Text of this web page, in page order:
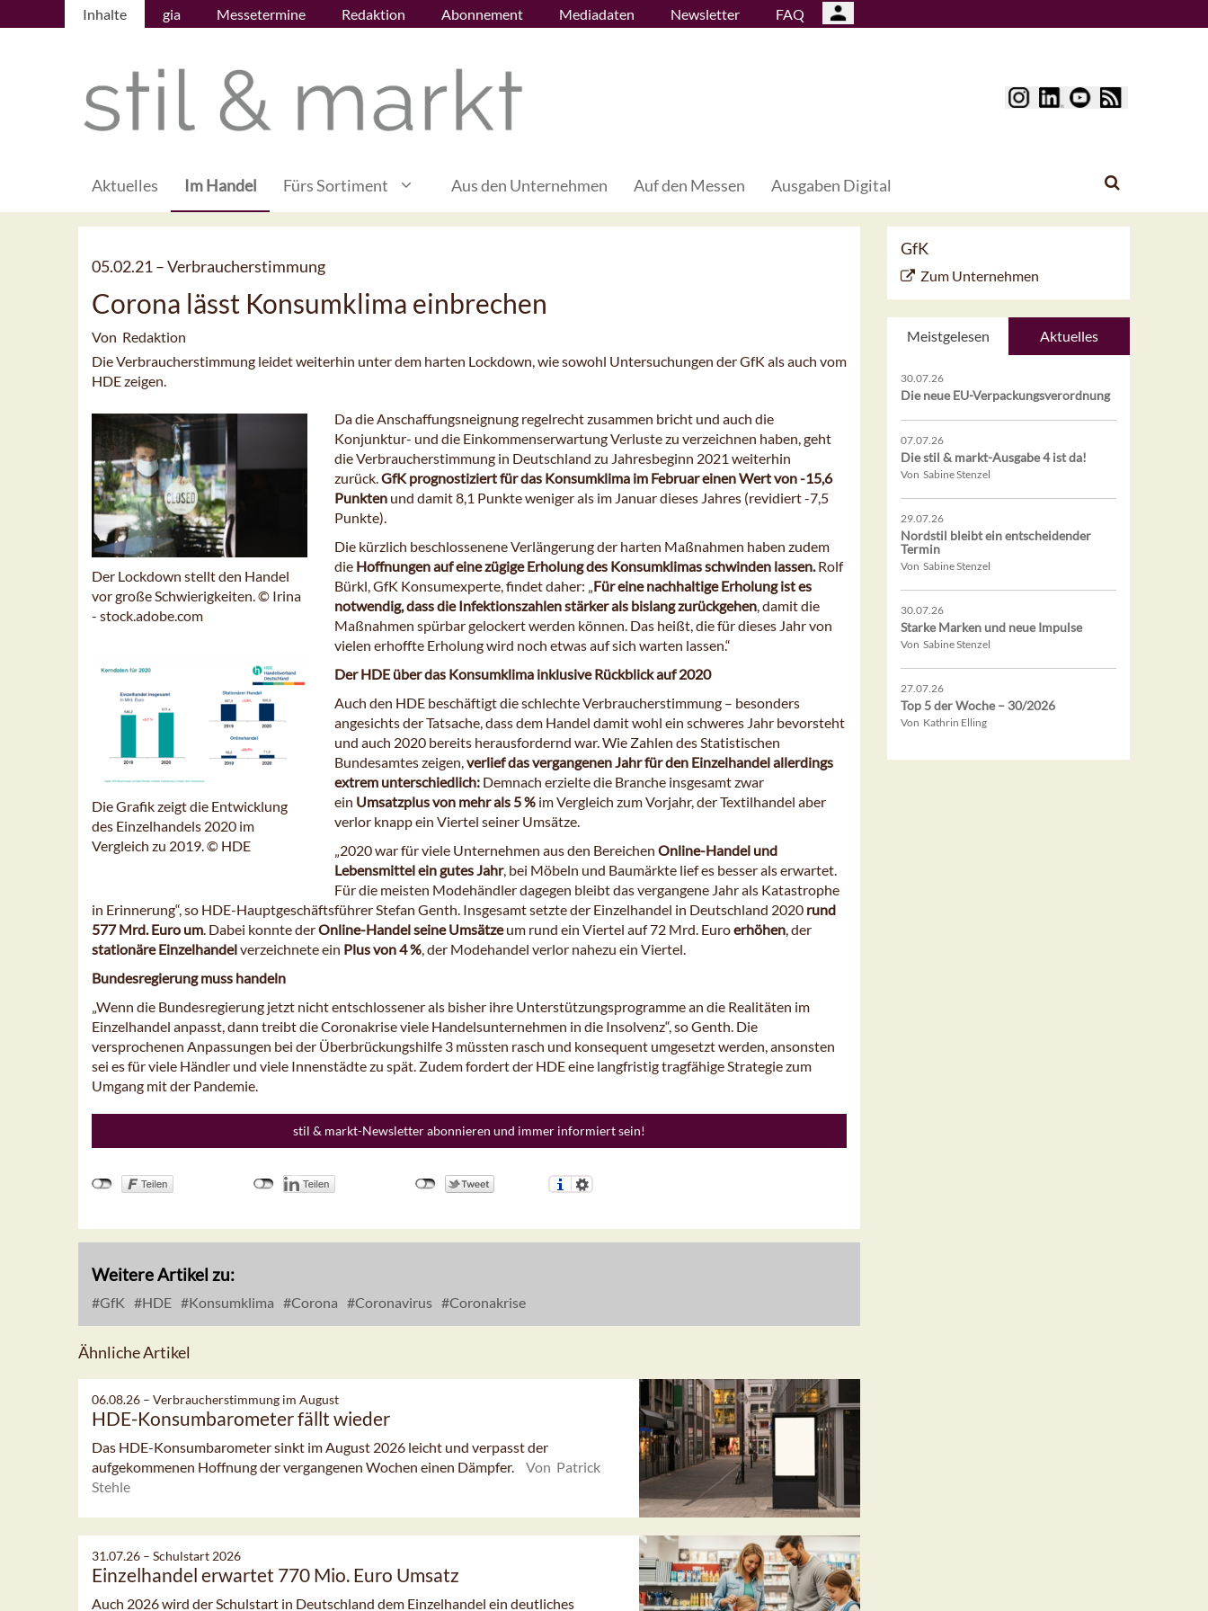
Inhalte gia Messetermine Redaktion Abonnement Mediadaten Newsletter FAQ
Aktuelles Im Handel Fürs Sortiment Aus den Unternehmen Auf den Messen Ausgaben Digital
05.02.21 –Verbraucherstimmung
Corona lässt Konsumklima einbrechen
Von Redaktion
Die Verbraucherstimmung leidet weiterhin unter dem harten Lockdown, wie sowohl Untersuchungen der GfK als auch vom
HDE zeigen.
Der Lockdown stellt den Handel
vor große Schwierigkeiten. © Irina
- stock.adobe.com
Die Grafik zeigt die Entwicklung
des Einzelhandels 2020 im
Vergleich zu 2019. © HDE
Da die Anschaffungsneignung regelrecht zusammen bricht und auch die
Konjunktur- und die Einkommenserwartung Verluste zu verzeichnen haben, geht
die Verbraucherstimmung in Deutschland zu Jahresbeginn 2021 weiterhin
zurück.GfK prognostiziert für das Konsumklima im Februar einen Wert von -15,6
Punkten und damit 8,1 Punkte weniger als im Januar dieses Jahres (revidiert -7,5
Punkte).
Die kürzlich beschlossenene Verlängerung der harten Maßnahmen haben zudem
die Hoffnungen auf eine zügige Erholung des Konsumklimas schwinden lassen.Rolf
Bürkl, GfK Konsumexperte, findet daher: „Für eine nachhaltige Erholung ist es
notwendig, dass die Infektionszahlen stärker als bislang zurückgehen, damit die
Maßnahmen spürbar gelockert werden können. Das heißt, die für dieses Jahr von
vielen erhoffte Erholung wird noch etwas auf sich warten lassen.“
Der HDE über das Konsumklima inklusive Rückblick auf 2020
Auch den HDE beschäftigt die schlechte Verbraucherstimmung – besonders
angesichts der Tatsache, dass dem Handel damit wohl ein schweres Jahr bevorsteht
und auch 2020 bereits herausfordernd war. Wie Zahlen des Statistischen
Bundesamtes zeigen,verlief das vergangenen Jahr für den Einzelhandel allerdings
extrem unterschiedlich: Demnach erzielte die Branche insgesamt zwar
ein Umsatzplus von mehr als 5 % im Vergleich zum Vorjahr, der Textilhandel aber
verlor knapp ein Viertel seiner Umsätze.
„2020 war für viele Unternehmen aus den Bereichen Online-Handel und
Lebensmittel ein gutes Jahr, bei Möbeln und Baumärkte lief es besser als erwartet.
Für die meisten Modehändler dagegen bleibt das vergangene Jahr als Katastrophe
in Erinnerung“, so HDE-Hauptgeschäftsführer Stefan Genth. Insgesamt setzte der Einzelhandel in Deutschland 2020 rund
577 Mrd. Euro um. Dabei konnte derOnline-Handel seine Umsätzeum rund ein Viertel auf 72 Mrd. Euroerhöhen, der
stationäre Einzelhandelverzeichnete ein Plus von 4 %, der Modehandel verlor nahezu ein Viertel.
Bundesregierung muss handeln
„Wenn die Bundesregierung jetzt nicht entschlossener als bisher ihre Unterstützungsprogramme an die Realitäten im
Einzelhandel anpasst, dann treibt die Coronakrise viele Handelsunternehmen in die Insolvenz“, so Genth. Die
versprochenen Anpassungen bei der Überbrückungshilfe 3 müssten rasch und konsequent umgesetzt werden, ansonsten
sei es für viele Händler und viele Innenstädte zu spät. Zudem fordert der HDE eine langfristig tragfähige Strategie zum
Umgang mit der Pandemie.
stil & markt-Newsletter abonnieren und immer informiert sein!
Weitere Artikel zu:
GfK HDE Konsumklima Corona Coronavirus Coronakrise
Ähnliche Artikel
06.08.26 – Verbraucherstimmung im August
HDE-Konsumbarometer fällt wieder
Das HDE-Konsumbarometer sinkt im August 2026 leicht und verpasst der
aufgekommenen Hoffnung der vergangenen Wochen einen Dämpfer.
Von Patrick
Stehle
31.07.26 – Schulstart 2026
Einzelhandel erwartet 770 Mio. Euro Umsatz
Auch 2026 wird der Schulstart in Deutschland dem Einzelhandel ein deutliches
GfK
Zum Unternehmen
Meistgelesen Aktuelles
30.07.26
Die neue EU-Verpackungsverordnung
07.07.26
Die stil & markt-Ausgabe 4 ist da!
Von Sabine Stenzel
29.07.26
Nordstil bleibt ein entscheidender
Termin
Von Sabine Stenzel
30.07.26
Starke Marken und neue Impulse
Von Sabine Stenzel
27.07.26
Top 5 der Woche – 30/2026
Von Kathrin Elling